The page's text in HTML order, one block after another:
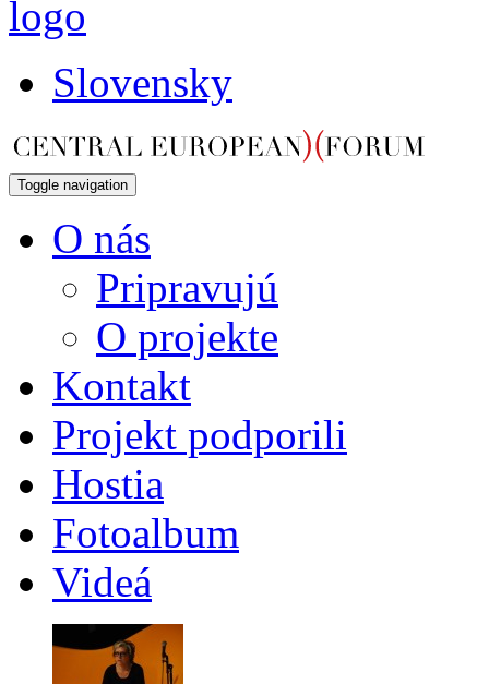
Slovensky
Toggle navigation
O nás
Pripravujú
O projekte
Kontakt
Projekt podporili
Hostia
Fotoalbum
Videá